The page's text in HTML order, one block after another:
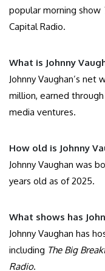
popular morning show
Capital Radio.
What is Johnny
Johnny Vaughan’s
million, earned
media ventures.
How old is Johnny
Johnny Vaughan was
years old as of 2025.
What shows has
Johnny Vaughan has
including The Big
Radio.